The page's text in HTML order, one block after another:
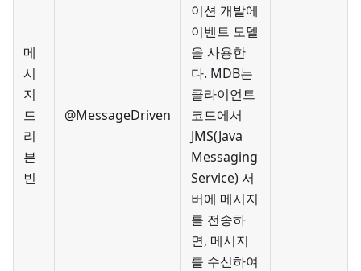
메
시
지
드
리
븐
빈
@MessageDriven
이션 개발에
이벤트 모델
을 사용한
다. MDB는
클라이언트
코드에서
JMS(Java
Messaging
Service) 서
버에 메시지
를 전송하
면, 메시지
를 수신하여